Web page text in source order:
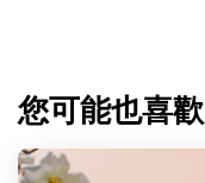
您可能也喜歡